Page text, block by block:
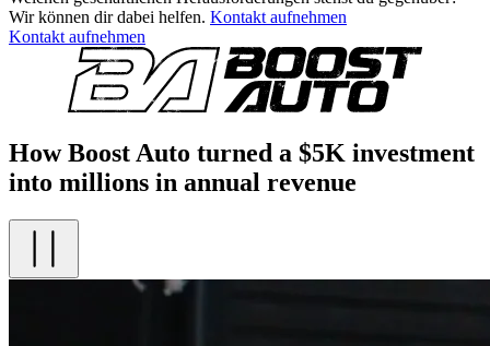
Wir können dir dabei helfen. Kontakt aufnehmen
Kontakt aufnehmen
How Boost Auto turned a $5K investment
into millions in annual revenue